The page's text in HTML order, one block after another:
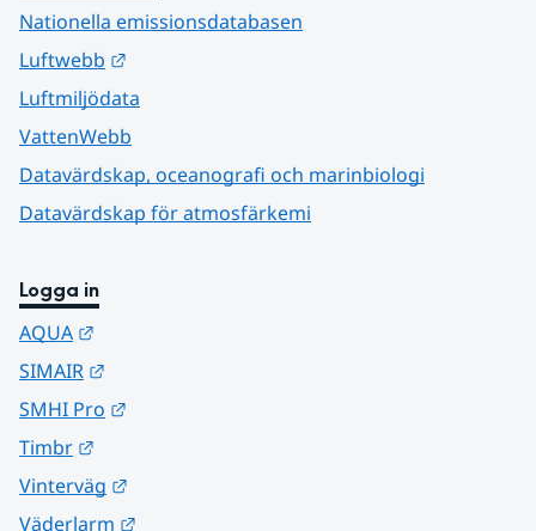
Nationella emissionsdatabasen
Luftwebb
Luftmiljödata
VattenWebb
Datavärdskap, oceanografi och marinbiologi
Datavärdskap för atmosfärkemi
Logga in
AQUA
SIMAIR
SMHI Pro
Timbr
Vinterväg
Väderlarm